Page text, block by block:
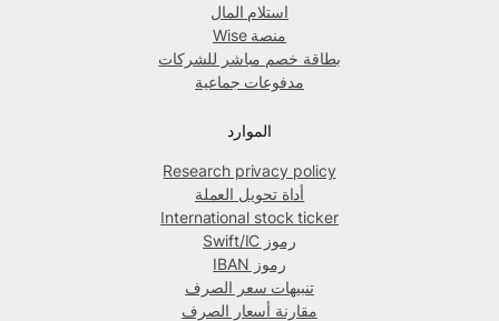
استلام المال
منصة Wise
بطاقة خصم مباشر للشركات
مدفوعات جماعية
الموارد
Research privacy policy
أداة تحويل العملة
International stock ticker
رموز Swift/IC
رموز IBAN
تنبيهات سعر الصرف
مقارنة أسعار الصرف